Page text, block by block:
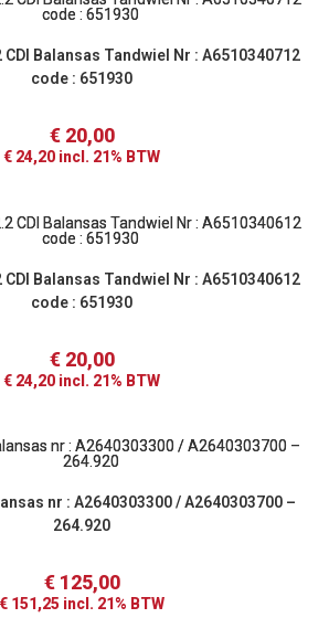
Balansas Tandwiel Nr : A6510340712
code : 651930
€20,00
€ 24,20 incl. 21% BTW
Balansas Tandwiel Nr : A6510340612
code : 651930
€20,00
€ 24,20 incl. 21% BTW
nr : A2640303300 / A2640303700 –
264.920
€125,00
€ 151,25 incl. 21% BTW